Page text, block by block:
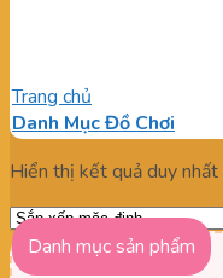
Trang chủ
Danh Mục Đồ Chơi
Hiển thị kết quả duy nhất
Danh mục sản phẩm